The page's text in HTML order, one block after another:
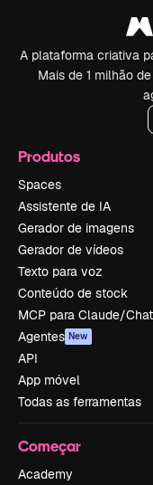
A plataforma criativa
Mais de 1 milhão
Produtos
Spaces
Assistente de IA
Gerador de imagens
Gerador de vídeos
Texto para voz
Conteúdo de stock
MCP para Claude/
Agentes New
API
App móvel
Todas as ferramentas
Começar
Academy